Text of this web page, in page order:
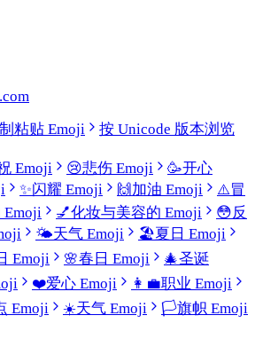
粘贴 Emoji
按 Unicode 版本浏览
Emoji 😢悲伤 Emoji 🥳开心
✨闪耀 Emoji 🙌 加油 Emoji ⚠️冒
Emoji
💅化妆与美容的 Emoji 😳反
🌤️天气 Emoji 🏖️夏日 Emoji
Emoji 🌸春日 Emoji 🎄圣诞
❤️爱心 Emoji 👩‍💼职业 Emoji
Emoji ☀️天气 Emoji 🏳️旗帜 Emoji